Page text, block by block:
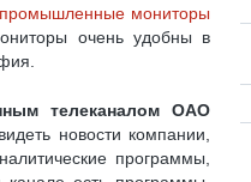
промышленные мониторы
очень удобны в
телеканалом ОАО
новости компании,
программы,